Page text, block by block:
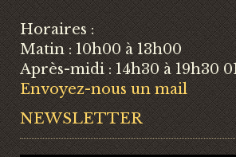
Horaires :
Matin : 10h00 à 13h00
Après-midi : 14h30 à 19h30
Envoyez-nous un mail
NEWSLETTER